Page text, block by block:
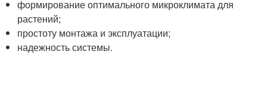
формирование оптимального микроклимата для
растений;
простоту монтажа и эксплуатации;
надежность системы.